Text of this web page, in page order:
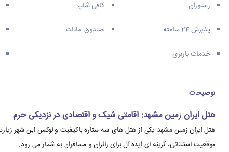
رستوران کافی شاپ
پذیرش 24 ساعته صندوق امانات
خدمات باربری
توضیحات
هتل ایران زمین مشهد: اقامتی شیک و اقتصادی در نزدیکی حرم
موقعیت استثنائی، گزینه ای ایده آل برای زائران و مسافران به شمار می رود.